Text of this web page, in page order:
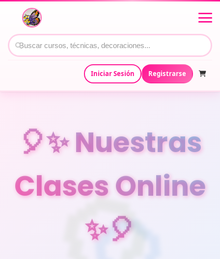
Iniciar Sesión Registrarse
🎈✨ Nuestras
Clases Online
✨🎈